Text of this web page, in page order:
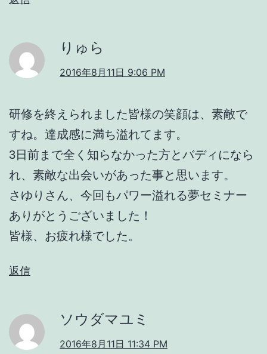
りゅら
2016年8月11日 9:06 PM
研修を終えられました皆様の笑顔は、素敵で
すね。達成感に満ち溢れてます。
3日前まで全く知らなかった方とバディになら
れ、素敵な出会いがあった事と思います。
さゆりさん、今回もパワー溢れる夢セミナー
ありがとうございました！
皆様、お疲れ様でした。
返信
ソウダマユミ
2016年8月11日 11:34 PM